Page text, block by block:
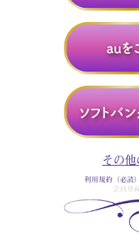
その
利用規約（必読）
会員登